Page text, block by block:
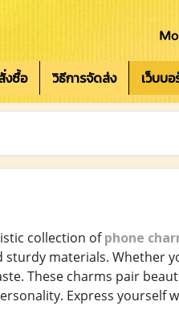
งซื้อ วิธีการจัดส่ง เว็บบ
collection ofphone
materials. Whether
These charms pair
Express yourself